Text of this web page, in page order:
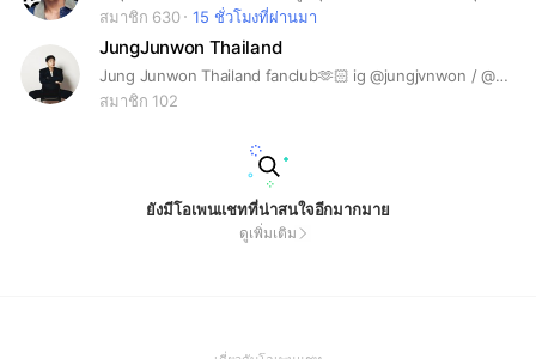
สมาชิก 630
15 ชั่วโมงที่ผ่านมา
JungJunwon Thailand
Jung Junwon Thailand fanclub🫶🏻 ig @jungjvnwon / @aliencompany_official
สมาชิก 102
ยังมีโอเพนแชทที่น่าสนใจอีกมากมาย
ดูเพิ่มเติม